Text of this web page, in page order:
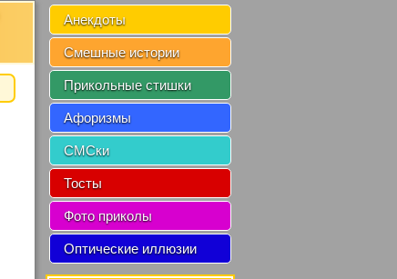
Анекдоты
Смешные истории
Прикольные стишки
Афоризмы
СМСки
Тосты
Фото приколы
Оптические иллюзии